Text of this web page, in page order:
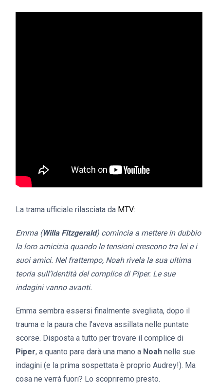
La trama ufficiale rilasciata da MTV:
Emma (Willa Fitzgerald) comincia a mettere in dubbio
la loro amicizia quando le tensioni crescono tra lei e i
suoi amici. Nel frattempo, Noah rivela la sua ultima
teoria sull’identità del complice di Piper. Le sue
indagini vanno avanti.
Emma sembra essersi finalmente svegliata, dopo il
trauma e la paura che l’aveva assillata nelle puntate
scorse. Disposta a tutto per trovare il complice di
Piper, a quanto pare darà una mano a Noah nelle sue
indagini (e la prima sospettata è proprio Audrey!). Ma
cosa ne verrà fuori? Lo scopriremo presto.